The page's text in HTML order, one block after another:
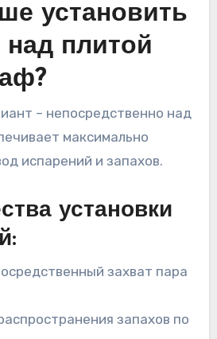
установить
над плитой
– непосредственно над
максимально
испарений и запахов.
установки
захват пара
запахов по